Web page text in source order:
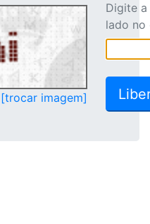
[trocar imagem]
Digite
lado no